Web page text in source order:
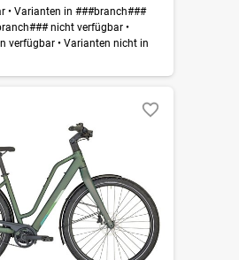
•Varianten in ###branch###
nicht verfügbar •
verfügbar •Varianten nicht in